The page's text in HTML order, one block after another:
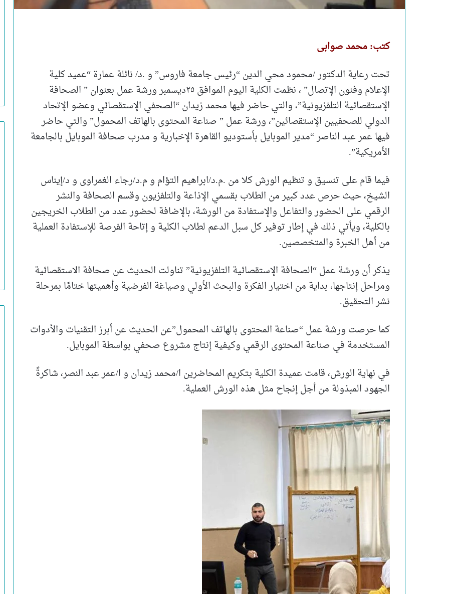
كتب: محمد صوابى
تحت رعاية الدكتور /محمود محي الدين “رئيس جامعة فاروس” و .د/ نائلة عمارة “عميد كلية
الإعلام وفنون الإتصال” ، نظمت الكلية اليوم الموافق ٢٥ديسمبر ورشة عمل بعنوان ” الصحافة
الإستقصائية التلفزيونية”، والتي حاضر فيها محمد زيدان “الصحفي الإستقصائي وعضو الإتحاد
الدولي للصحفيين الإستقصائين”، ورشة عمل ” صناعة المحتوى بالهاتف المحمول” والتي حاضر
فيها عمر عبد الناصر “مدير الموبايل بأستوديو القاهرة الإخبارية و مدرب صحافة الموبايل بالجامعة
الأمريكية”.
فيما قام على تنسيق و تنظيم الورش كلا من .م.د/ابراهيم التؤام و م.د/رجاء الغمراوى و د/إيناس
الشيخ، حيث حرص عدد كبير من الطلاب بقسمي الإذاعة والتلفزيون وقسم الصحافة والنشر
الرقمي على الحضور والتفاعل والإستفادة من الورشة، بالإضافة لحضور عدد من الطلاب الخريجين
بالكلية، ويأتي ذلك في إطار توفير كل سبل الدعم لطلاب الكلية و إتاحة الفرصة للإستفادة العملية
من أهل الخبرة والمتخصصين.
يذكر أن ورشة عمل “الصحافة الإستقصائية التلفزيونية” تناولت الحديث عن صحافة الاستقصائية
ومراحل إنتاجها، بداية من اختيار الفكرة والبحث الأولي وصياغة الفرضية وأهميتها ختامًا بمرحلة
نشر التحقيق.
كما حرصت ورشة عمل “صناعة المحتوى بالهاتف المحمول”عن الحديث عن أبرز التقنيات والأدوات
المستخدمة في صناعة المحتوى الرقمي وكيفية إنتاج مشروع صحفي بواسطة الموبايل.
في نهاية الورش، قامت عميدة الكلية بتكريم المحاضرين ا/محمد زيدان و ا/عمر عبد النصر، شاكرةً
الجهود المبذولة من أجل إنجاح مثل هذه الورش العملية.